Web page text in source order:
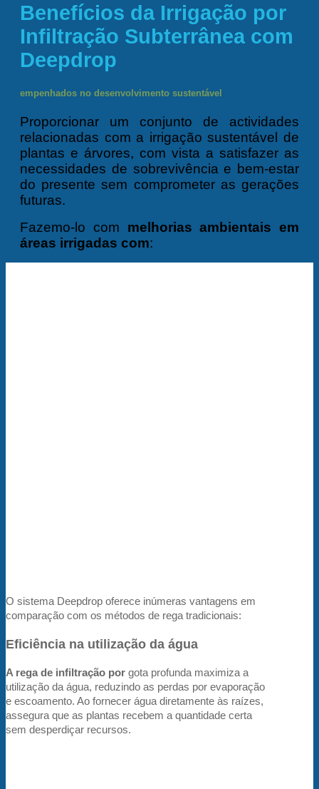
Benefícios da Irrigação por
Infiltração Subterrânea com
Deepdrop
empenhados no desenvolvimento sustentável
Proporcionar um conjunto de actividades
relacionadas com a irrigação sustentável de
plantas e árvores, com vista a satisfazer as
necessidades de sobrevivência e bem-estar
do presente sem comprometer as gerações
futuras.
Fazemo-lo com melhorias ambientais em
áreas irrigadas com:
O sistema Deepdrop oferece inúmeras vantagens em
comparação com os métodos de rega tradicionais:
Eficiência na utilização da água
A rega de infiltração por gota profunda maximiza a
utilização da água, reduzindo as perdas por evaporação
e escoamento. Ao fornecer água diretamente às raízes,
assegura que as plantas recebem a quantidade certa
sem desperdiçar recursos.